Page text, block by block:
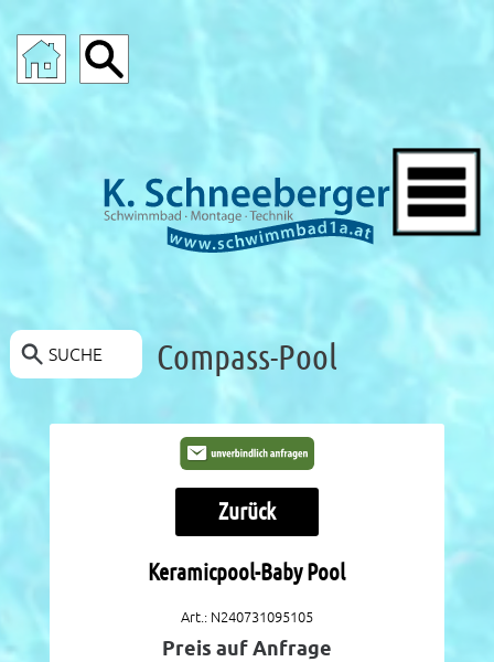
SUCHE
SCHWIMMBAD-ANGEBOTE
Compass-Pool
Zurück
Keramicpool-Baby Pool
Art.: N240731095105
Preis auf Anfrage